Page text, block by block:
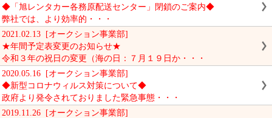
◆「旭レンタカー各務原配送センター」閉鎖のご案内◆
弊社では、より効率的・・・
2021.02.13 [オークション事業部]
★年間予定表変更のお知らせ★
令和３年の祝日の変更（海の日：７月１９日か・・・
2020.05.16 [オークション事業部]
◆新型コロナウィルス対策について◆
政府より発令されておりました緊急事態・・・
2019.11.26 [オークション事業部]